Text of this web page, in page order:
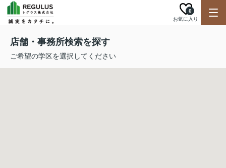
お気に入り
0
店舗・事務所検索を探す
ご希望の学区を選択してください